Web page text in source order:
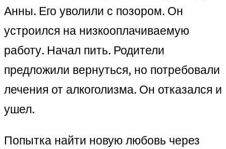
Анны. Его уволили с позором. Он
устроился на низкооплачиваемую
работу. Начал пить. Родители
предложили вернуться, но потребовали
лечения от алкоголизма. Он отказался и
ушел.
Попытка найти новую любовь через